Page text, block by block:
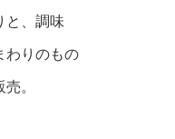
と、調味
わりのもの
。